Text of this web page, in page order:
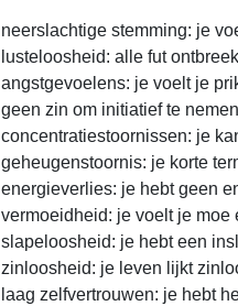
neerslachtige stemming: je
lusteloosheid: alle fut
angstgevoelens: je voelt je
geen zin om initiatief te nemen
concentratiestoornissen: je
geheugenstoornis: je korte
energieverlies: je hebt geen
vermoeidheid: je voelt je
slapeloosheid: je hebt een
zinloosheid: je leven lijkt
laag zelfvertrouwen: je hebt